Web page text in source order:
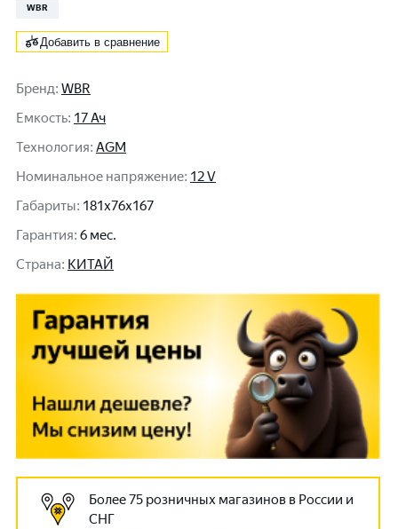
WBR
Добавить в сравнение
Бренд: WBR
Емкость: 17 Ач
Технология: AGM
Номинальное напряжение: 12 V
Габариты: 181x76x167
Гарантия: 6 мес.
Cтрана: КИТАЙ
Более 75 розничных магазинов в России и
СНГ